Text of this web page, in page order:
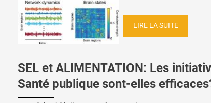
LIRE LA SUITE
SEL et ALIMENTATION: Les
Santé publique sont-elles